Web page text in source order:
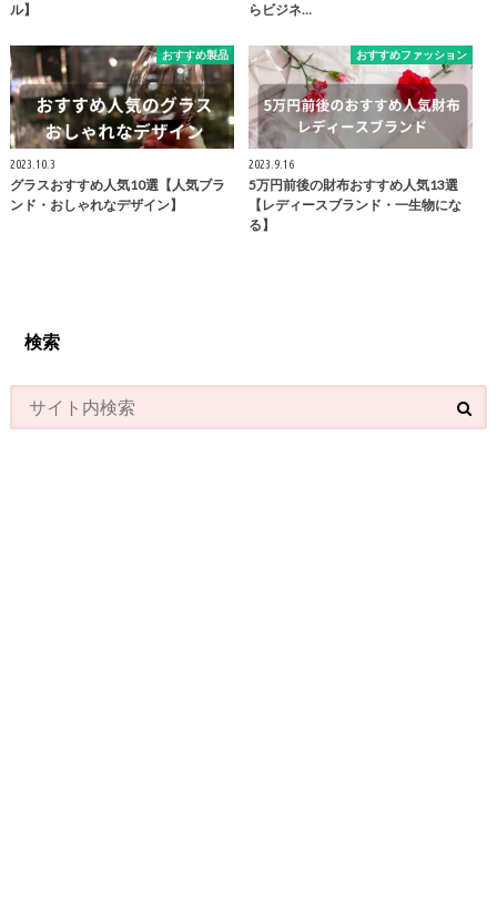
ル】
らビジネ…
おすすめ製品
2023.10.3
グラスおすすめ人気10選【人気ブラ
ンド・おしゃれなデザイン】
おすすめファッション
2023.9.16
5万円前後の財布おすすめ人気13選
【レディースブランド・一生物にな
る】
検索